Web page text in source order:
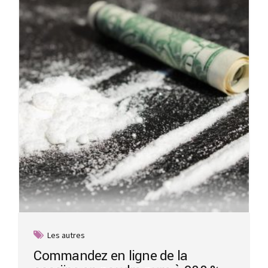
options
may
chosen
on
the
product
Les autres
Commandez en ligne de la